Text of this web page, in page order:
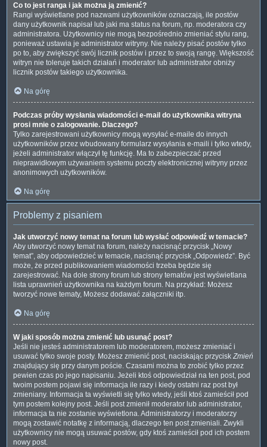
Co to jest ranga i jak można ją zmienić?
Rangi wyświetlane pod nazwami użytkowników oznaczają, ile postów
dany użytkownik napisał lub jaki ma status na forum, np. moderatora czy
administratora. Użytkownicy nie mogą bezpośrednio zmieniać stylu rang,
ponieważ ustawia je administrator witryny. Nie należy pisać postów tylko
po to, aby zwiększyć swój licznik postów i przez to swoją rangę. Większość
witryn nie toleruje takich działań i moderator lub administrator obniży
licznik postów takiego użytkownika.
Na górę
Podczas próby wysłania wiadomości e-mail do użytkownika witryna
prosi mnie o zalogowanie. Dlaczego?
Tylko zarejestrowani użytkownicy mogą wysyłać e-maile do innych
użytkowników przez wbudowany formularz wysyłania e-maili i tylko wtedy,
jeżeli administrator włączył tę funkcję. Ma to zabezpieczać przed
nieprawidłowym używaniem systemu poczty elektronicznej witryny przez
anonimowych użytkowników.
Na górę
Problemy z pisaniem
Jak utworzyć nowy temat na forum lub wysłać odpowiedź w temacie?
Aby utworzyć nowy temat na forum, należy nacisnąć przycisk „Nowy
temat”, aby odpowiedzieć w temacie, nacisnąć przycisk „Odpowiedz”. Być
może, że przed publikowaniem wiadomości trzeba będzie się
zarejestrować. Na dole strony forum lub strony tematów jest wyświetlana
lista uprawnień użytkownika na każdym forum. Na przykład: Możesz
tworzyć nowe tematy, Możesz dodawać załączniki itp.
Na górę
W jaki sposób można zmienić lub usunąć post?
Jeśli nie jesteś administratorem lub moderatorem, możesz zmieniać i
usuwać tylko swoje posty. Możesz zmienić post, naciskając przycisk Zmień
znajdujący się przy danym poście. Czasami można to zrobić tylko przez
pewien czas po jego napisaniu. Jeżeli ktoś odpowiedział na ten post, pod
twoim postem pojawi się informacja ile razy i kiedy ostatni raz post był
zmieniany. Informacja ta wyświetli się tylko wtedy, jeśli ktoś zamieścił pod
tym postem kolejny post. Jeśli post zmienił moderator lub administrator,
informacja ta nie zostanie wyświetlona. Administratorzy i moderatorzy
mogą zostawić notatkę z informacją, dlaczego ten post zmieniali. Zwykli
użytkownicy nie mogą usuwać postów, gdy ktoś zamieścił pod ich postem
nowy post.